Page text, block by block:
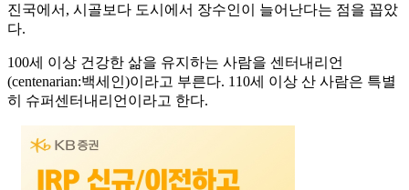
진국에서, 시골보다 도시에서 장수인이 늘어난다는 점을 꼽았
다.
100세 이상 건강한 삶을 유지하는 사람을 센터내리언
(centenarian:백세인)이라고 부른다. 110세 이상 산 사람은 특별
히 슈퍼센터내리언이라고 한다.